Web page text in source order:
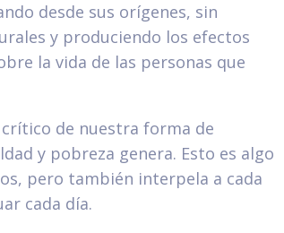
desde sus orígenes, sin
y produciendo los efectos
la vida de las personas que
de nuestra forma de
y pobreza genera. Esto es algo
pero también interpela a cada
cada día.